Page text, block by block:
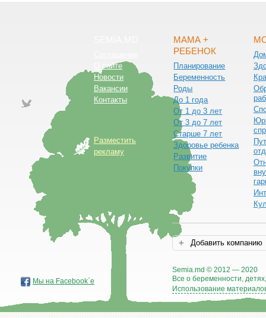
О сайте
Новости
Вакансии
Контакты
Разместить
рекламу
МАМА +
РЕБЕНОК
Планирование
Беременность
Роды
До 1 года
От 1 до 3 лет
От 3 до 7 лет
Старше 7 лет
Здоровье ребенка
Развитие
Покупки
Добавить компанию
Semia.md © 2012 — 2020
Все о беременности,
Использование
Мы на Facebook`е